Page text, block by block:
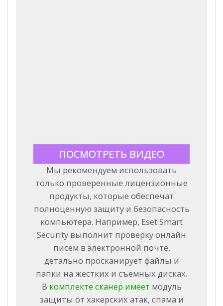
ПОСМОТРЕТЬ ВИДЕО
Мы рекомендуем использовать
только проверенные лицензионные
продукты, которые обеспечат
полноценную защиту и безопасность
компьютера. Например, Eset Smart
Security выполнит проверку онлайн
писем в электронной почте,
детально просканирует файлы и
папки на жестких и съемных дисках.
В комплекте сканер имеет модуль
защиты от хакерских атак, спама и